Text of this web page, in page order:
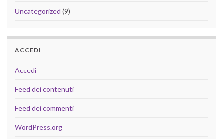
Uncategorized (9)
ACCEDI
Accedi
Feed dei contenuti
Feed dei commenti
WordPress.org